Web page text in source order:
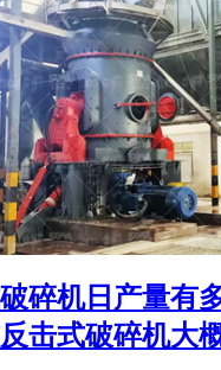
碎机日产量有
击式破碎机大